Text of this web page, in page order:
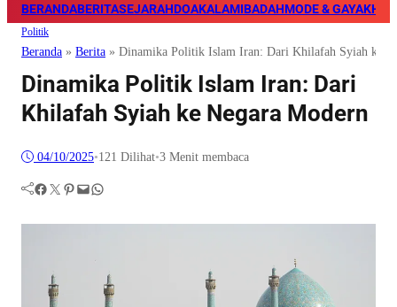
BERANDABERITASEJARAHDOAKALAMIBADAHMODE & GAYA
Politik
Beranda » Berita » Dinamika Politik Islam Iran: Dari Khilafah Syiah ke
Dinamika Politik Islam Iran: Dari
Khilafah Syiah ke Negara Modern
04/10/2025•121 Dilihat•3 Menit membaca
Facebook Twitter Pinterest Mail WhatsApp